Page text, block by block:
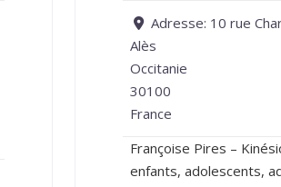
Adresse: 10 rue
Alès
Occitanie
30100
France
Françoise Pires –
enfants, adolescents,